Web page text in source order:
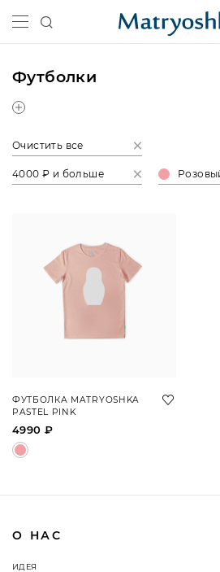
Футболки
Очистить все
4000 ₽ и больше
ФУТБОЛКА MATRYOSHKA
PASTEL PINK
4990 ₽
О НАС
ИДЕЯ